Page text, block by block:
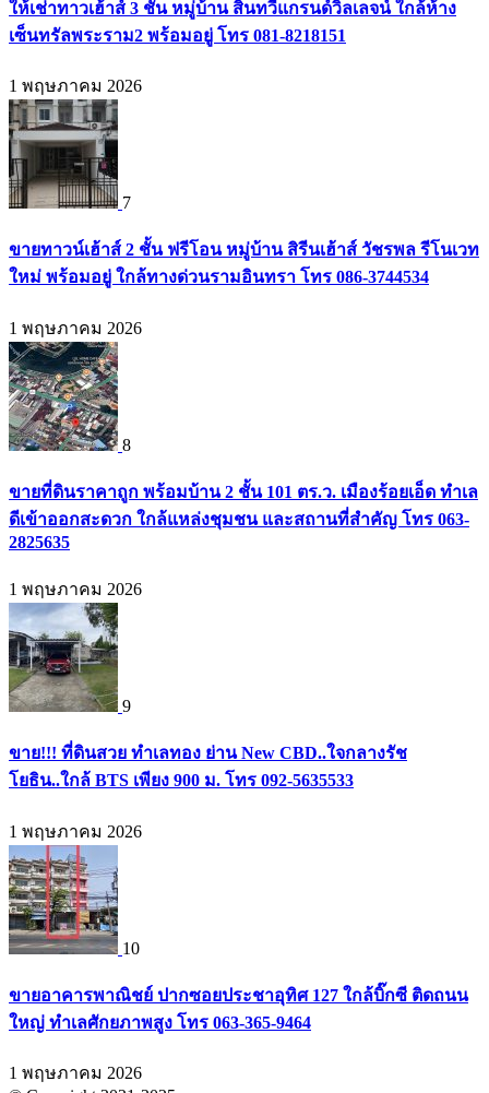
ให้เช่าทาวเฮ้าส์ 3 ชั้น หมู่บ้าน สินทวีแกรนด์วิลเลจน์ ใกล้ห้าง
เซ็นทรัลพระราม2 พร้อมอยู่ โทร 081-8218151
1 พฤษภาคม 2026
7
ขายทาวน์เฮ้าส์ 2 ชั้น ฟรีโอน หมู่บ้าน สิรีนเฮ้าส์ วัชรพล รีโนเวท
ใหม่ พร้อมอยู่ ใกล้ทางด่วนรามอินทรา โทร 086-3744534
1 พฤษภาคม 2026
8
ขายที่ดินราคาถูก พร้อมบ้าน 2 ชั้น 101 ตร.ว. เมืองร้อยเอ็ด ทำเล
ดีเข้าออกสะดวก ใกล้แหล่งชุมชน และสถานที่สำคัญ โทร 063-
2825635
1 พฤษภาคม 2026
9
ขาย!!! ที่ดินสวย ทำเลทอง ย่าน New CBD..ใจกลางรัช
โยธิน..ใกล้ BTS เพียง 900 ม. โทร 092-5635533
1 พฤษภาคม 2026
10
ขายอาคารพาณิชย์ ปากซอยประชาอุทิศ 127 ใกล้บิ๊กซี ติดถนน
ใหญ่ ทำเลศักยภาพสูง โทร 063-365-9464
1 พฤษภาคม 2026